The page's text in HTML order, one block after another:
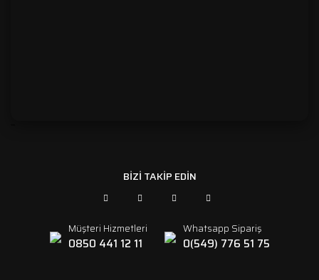
BİZİ TAKİP EDİN
Müşteri Hizmetleri
0850 441 12 11
Whatsapp Sipariş
0(549) 776 51 75